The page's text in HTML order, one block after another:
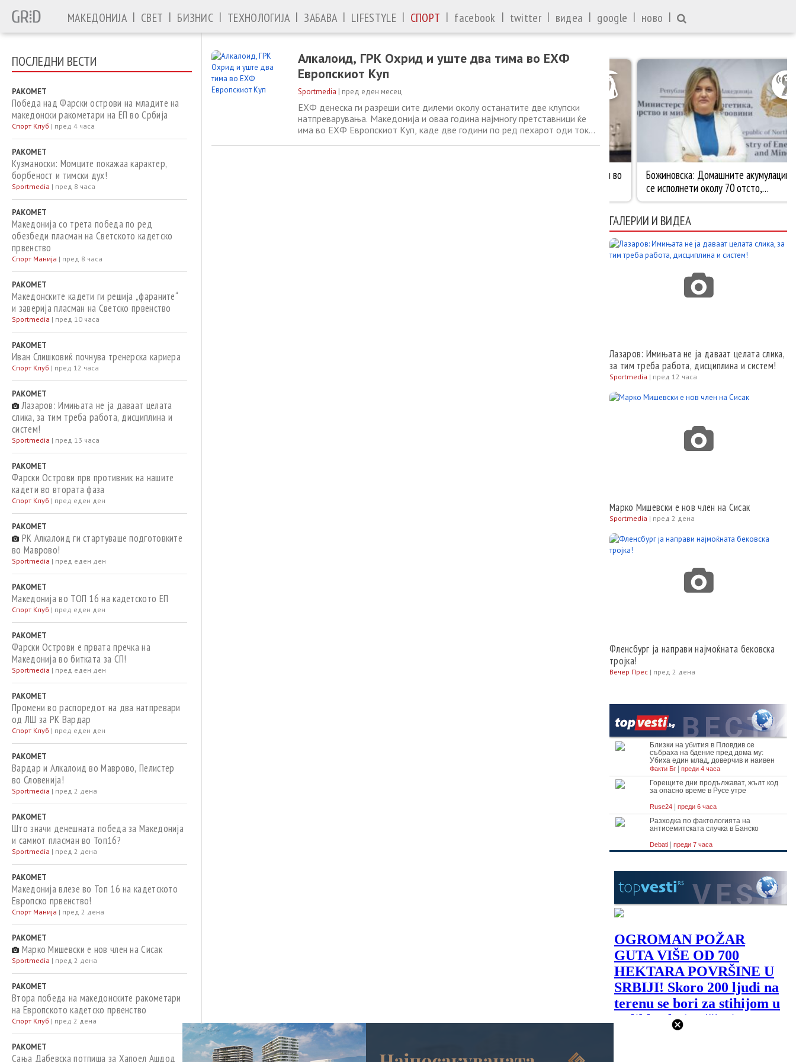
МАКЕДОНИЈА | СВЕТ | БИЗНИС | ТЕХНОЛОГИЈА | ЗАБАВА | LIFESTYLE | СПОРТ | facebook | twitter | видеа | google | ново |
ПОСЛЕДНИ ВЕСТИ
РАКОМЕТ
Победа над Фарски острови на младите на
македонски ракометари на ЕП во Србија
Спорт Клуб | пред 4 часа
РАКОМЕТ
Кузманоски: Момците покажаа карактер,
борбеност и тимски дух!
Sportmedia | пред 8 часа
РАКОМЕТ
Македонија со трета победа по ред
обезбеди пласман на Светското кадетско
првенство
Спорт Манија | пред 8 часа
РАКОМЕТ
Македонските кадети ги решија „фараните“
и заверија пласман на Светско првенство
Sportmedia | пред 10 часа
РАКОМЕТ
Иван Слишковиќ почнува тренерска кариера
Спорт Клуб | пред 12 часа
РАКОМЕТ
Лазаров: Имињата не ја даваат целата
слика, за тим треба работа, дисциплина и
систем!
Sportmedia | пред 13 часа
РАКОМЕТ
Фарски Острови прв противник на нашите
кадети во втората фаза
Спорт Клуб | пред еден ден
РАКОМЕТ
РК Алкалоид ги стартуваше подготовките
во Маврово!
Sportmedia | пред еден ден
РАКОМЕТ
Македонија во ТОП 16 на кадетското ЕП
Спорт Клуб | пред еден ден
РАКОМЕТ
Фарски Острови е првата пречка на
Македонија во битката за СП!
Sportmedia | пред еден ден
РАКОМЕТ
Промени во распоредот на два натпревари
од ЛШ за РК Вардар
Спорт Клуб | пред еден ден
РАКОМЕТ
Вардар и Алкалоид во Маврово, Пелистер
во Словенија!
Sportmedia | пред 2 дена
РАКОМЕТ
Што значи денешната победа за Македонија
и самиот пласман во Топ16?
Sportmedia | пред 2 дена
РАКОМЕТ
Македонија влезе во Топ 16 на кадетското
Европско првенство!
Спорт Манија | пред 2 дена
РАКОМЕТ
Марко Мишевски е нов член на Сисак
Sportmedia | пред 2 дена
РАКОМЕТ
Втора победа на македонските ракометари
на Европското кадетско првенство
Спорт Клуб | пред 2 дена
РАКОМЕТ
Сања Дабевска потпиша за Хапоел Ашдод
Алкалоид, ГРК Охрид и уште два тима во ЕХФ
Европскиот Куп
Sportmedia | пред еден месец
ЕХФ денеска ги разреши сите дилеми околу останатите две клупски
натпреварувања. Македонија и оваа година најмногу претставници ќе
има во ЕХФ Европскиот Куп, каде две години по ред пехарот оди токму
ГАЛЕРИИ И ВИДЕА
Лазаров: Имињата не ја даваат целата слика,
за тим треба работа, дисциплина и систем!
Sportmedia | пред 12 часа
Марко Мишевски е нов член на Сисак
Sportmedia | пред 2 дена
Фленсбург ја направи најмоќната бековска
тројка!
Вечер Прес | пред 2 дена